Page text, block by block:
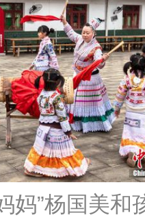
妈”杨国美和